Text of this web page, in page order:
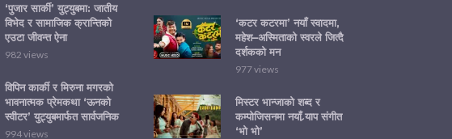
‘पुजार सार्की’ युट्युबमा: जातीय
विभेद र सामाजिक क्रान्तिको
एउटा जीवन्त ऐना
982 views
विपिन कार्की र मिरुना मगरको
भावनात्मक प्रेमकथा ‘ऊनको
स्वीटर’ युट्युबमार्फत सार्वजनिक
994 views
‘कटर कटरमा’ नयाँ स्वादमा,
महेश–अस्मिताको स्वरले जित्दै
दर्शकको मन
977 views
मिस्टर भान्जाको शब्द र
कम्पोजिसनमा नयाँ र्‍याप संगीत
‘भो भो’